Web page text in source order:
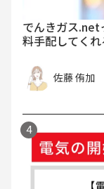
でんきガス.net
料手配してく
佐藤 侑加